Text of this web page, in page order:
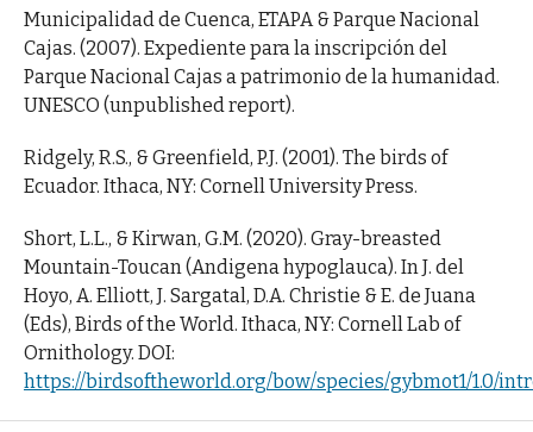
Municipalidad de Cuenca, ETAPA & Parque Nacional
Cajas. (2007). Expediente para la inscripción del
Parque Nacional Cajas a patrimonio de la humanidad.
UNESCO (unpublished report).
Ridgely, R.S., & Greenfield, P.J. (2001). The birds of
Ecuador. Ithaca, NY: Cornell University Press.
Short, L.L., & Kirwan, G.M. (2020). Gray-breasted
Mountain-Toucan (Andigena hypoglauca). In J. del
Hoyo, A. Elliott, J. Sargatal, D.A. Christie & E. de Juana
(Eds), Birds of the World. Ithaca, NY: Cornell Lab of
Ornithology. DOI:
https://birdsoftheworld.org/bow/species/gybmot1/1.0/